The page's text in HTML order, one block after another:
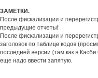
ЗАМЕТКИ.
После фискализации и
предыдущие отчеты!
После фискализации и
заголовок по таблице кодов
последней версии (там как в
еще надо ввести запятую.